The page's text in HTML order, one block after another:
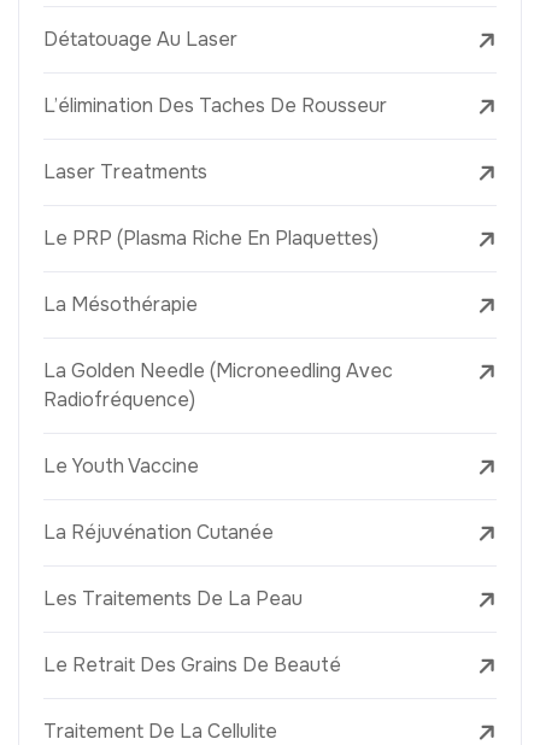
Détatouage Au Laser
L’élimination Des Taches De Rousseur
Laser Treatments
Le PRP (Plasma Riche En Plaquettes)
La Mésothérapie
La Golden Needle (Microneedling Avec
Radiofréquence)
Le Youth Vaccine
La Réjuvénation Cutanée
Les Traitements De La Peau
Le Retrait Des Grains De Beauté
Traitement De La Cellulite